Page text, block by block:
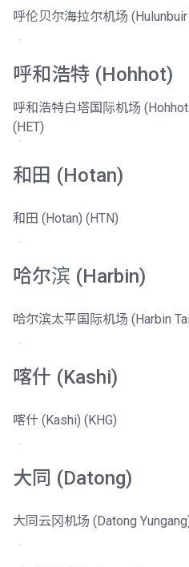
呼伦贝尔海拉尔机场
呼和浩特 (Hohhot)
呼和浩特白塔国际机场
(HET)
和田 (Hotan)
和田 (Hotan) (HTN)
哈尔滨 (Harbin)
哈尔滨太平国际机场 (Harbin
喀什 (Kashi)
喀什 (Kashi) (KHG)
大同 (Datong)
大同云冈机场 (Datong